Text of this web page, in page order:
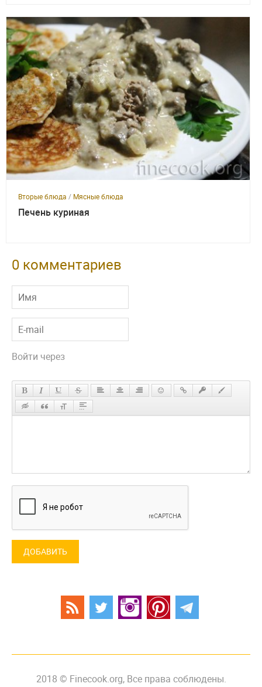
Вторые блюда / Мясные блюда
Печень куриная
0 комментариев
Войти через
ДОБАВИТЬ
2018 © Finecook.org, Все права соблюдены.